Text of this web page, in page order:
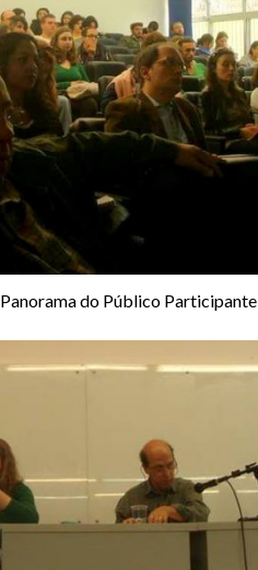
Panorama do Público Participante